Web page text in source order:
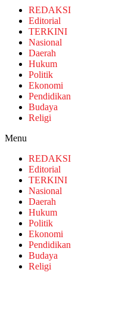
REDAKSI
Editorial
TERKINI
Nasional
Daerah
Hukum
Politik
Ekonomi
Pendidikan
Budaya
Religi
Menu
REDAKSI
Editorial
TERKINI
Nasional
Daerah
Hukum
Politik
Ekonomi
Pendidikan
Budaya
Religi